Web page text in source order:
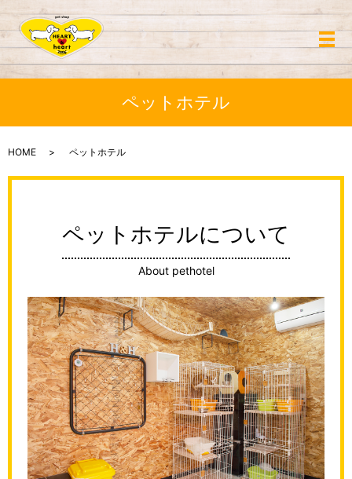
メ
ペットホテル
HOME ペットホテル
ペットホテルについて
About pethotel